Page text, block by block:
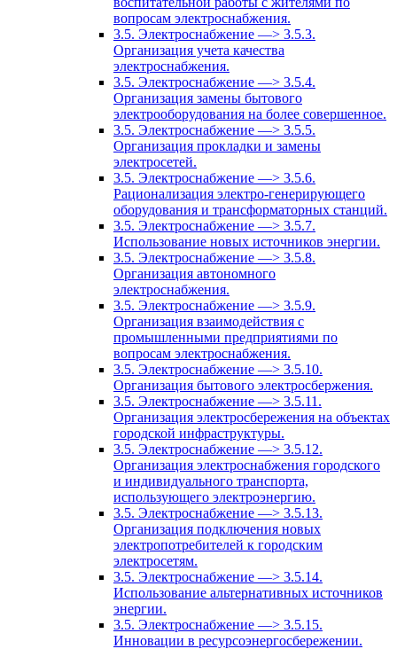
вопросам электроснабжения.
3.5. Электроснабжение —> 3.5.3.
Организация учета качества
электроснабжения.
3.5. Электроснабжение —> 3.5.4.
Организация замены бытового
электрооборудования на более совершенное.
3.5. Электроснабжение —> 3.5.5.
Организация прокладки и замены
электросетей.
3.5. Электроснабжение —> 3.5.6.
Рационализация электро-генерирующего
оборудования и трансформаторных станций.
3.5. Электроснабжение —> 3.5.7.
Использование новых источников энергии.
3.5. Электроснабжение —> 3.5.8.
Организация автономного
электроснабжения.
3.5. Электроснабжение —> 3.5.9.
Организация взаимодействия с
промышленными предприятиями по
вопросам электроснабжения.
3.5. Электроснабжение —> 3.5.10.
Организация бытового электросбержения.
3.5. Электроснабжение —> 3.5.11.
Организация электросбережения на объектах
городской инфраструктуры.
3.5. Электроснабжение —> 3.5.12.
Организация электроснабжения городского
и индивидуального транспорта,
использующего электроэнергию.
3.5. Электроснабжение —> 3.5.13.
Организация подключения новых
электропотребителей к городским
электросетям.
3.5. Электроснабжение —> 3.5.14.
Использование альтернативных источников
энергии.
3.5. Электроснабжение —> 3.5.15.
Инновации в ресурсоэнергосбережении.